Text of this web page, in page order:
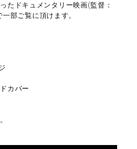
たドキュメンタリー映画(監督：
一部ご覧に頂けます。
カバー